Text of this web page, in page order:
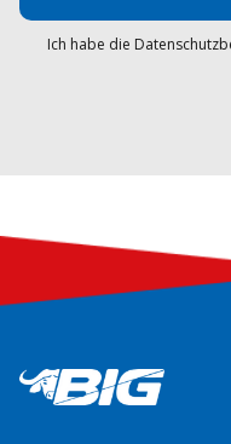
Ich habe die